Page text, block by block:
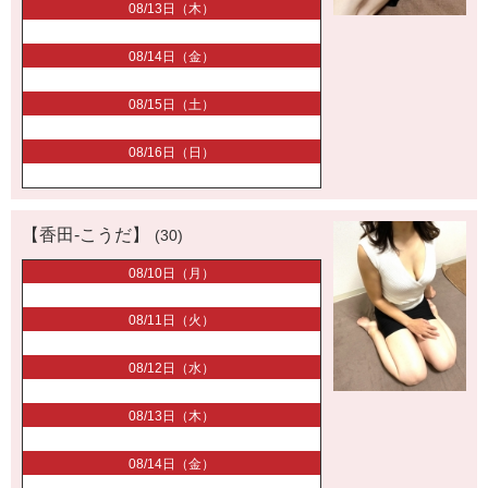
08/13日（木）
08/14日（金）
08/15日（土）
08/16日（日）
【香田-こうだ】 (30)
08/10日（月）
08/11日（火）
08/12日（水）
08/13日（木）
08/14日（金）